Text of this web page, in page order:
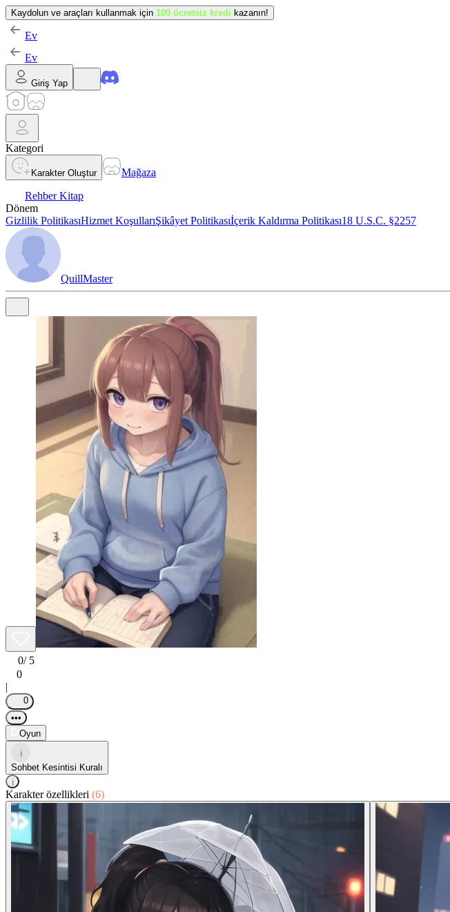
Kaydolun ve araçları kullanmak için 100 ücretsiz kredi kazanın!
Ev
Ev
Giriş Yap
Kategori
Karakter Oluştur
Mağaza
Rehber Kitap
Dönem
Gizlilik PolitikasıHizmet KoşullarıŞikâyet Politikasıİçerik Kaldırma Politikası18 U.S.C. §2257
QuillMaster
0/ 5
0
|
0
•••
Oyun
i
Sohbet Kesintisi Kuralı
i
Karakter özellikleri (6)